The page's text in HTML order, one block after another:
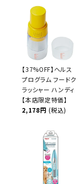
【37%OFF】ヘルス
プログラム フードク
ラッシャー ハンディ
【本店限定特価】
2,178円 (税込)